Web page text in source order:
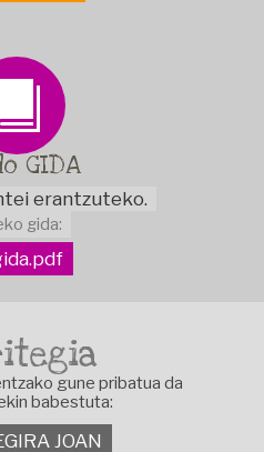
GIDA
erantzuteko.
gida:
gune pribatua da
babestuta:
JOAN